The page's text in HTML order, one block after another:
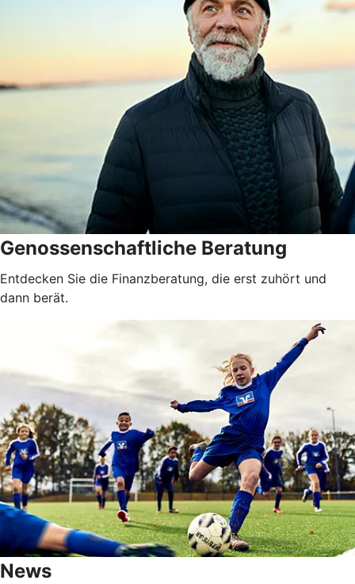
Genossenschaftliche Beratung
Entdecken Sie die Finanzberatung, die erst zuhört und
dann berät.
News